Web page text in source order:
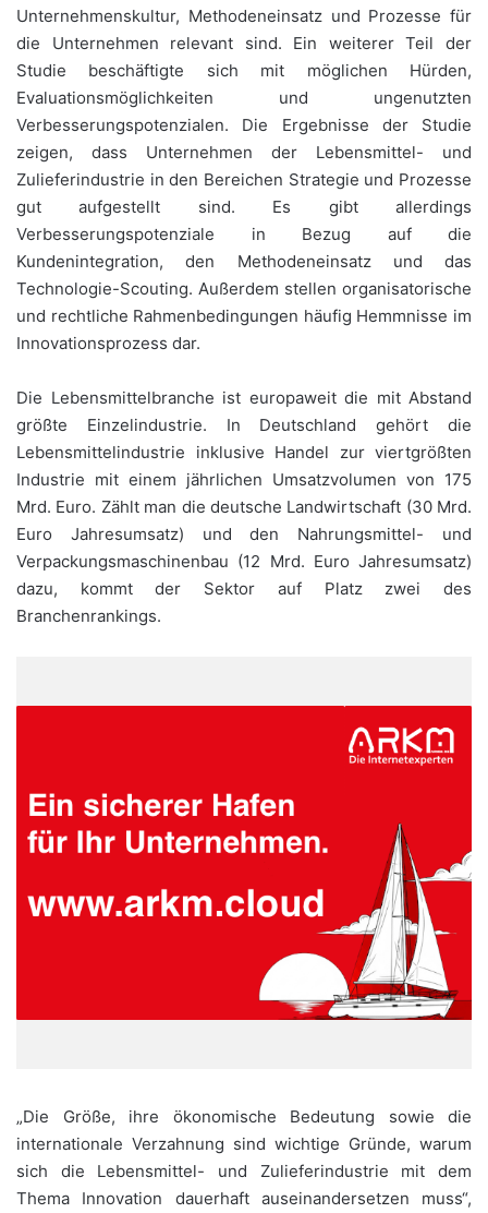
Unternehmenskultur, Methodeneinsatz und Prozesse für
die Unternehmen relevant sind. Ein weiterer Teil der
Studie beschäftigte sich mit möglichen Hürden,
Evaluationsmöglichkeiten und ungenutzten
Verbesserungspotenzialen. Die Ergebnisse der Studie
zeigen, dass Unternehmen der Lebensmittel- und
Zulieferindustrie in den Bereichen Strategie und Prozesse
gut aufgestellt sind. Es gibt allerdings
Verbesserungspotenziale in Bezug auf die
Kundenintegration, den Methodeneinsatz und das
Technologie-Scouting. Außerdem stellen organisatorische
und rechtliche Rahmenbedingungen häufig Hemmnisse im
Innovationsprozess dar.
Die Lebensmittelbranche ist europaweit die mit Abstand
größte Einzelindustrie. In Deutschland gehört die
Lebensmittelindustrie inklusive Handel zur viertgrößten
Industrie mit einem jährlichen Umsatzvolumen von 175
Mrd. Euro. Zählt man die deutsche Landwirtschaft (30 Mrd.
Euro Jahresumsatz) und den Nahrungsmittel- und
Verpackungsmaschinenbau (12 Mrd. Euro Jahresumsatz)
dazu, kommt der Sektor auf Platz zwei des
Branchenrankings.
„Die Größe, ihre ökonomische Bedeutung sowie die
internationale Verzahnung sind wichtige Gründe, warum
sich die Lebensmittel- und Zulieferindustrie mit dem
Thema Innovation dauerhaft auseinandersetzen muss“,